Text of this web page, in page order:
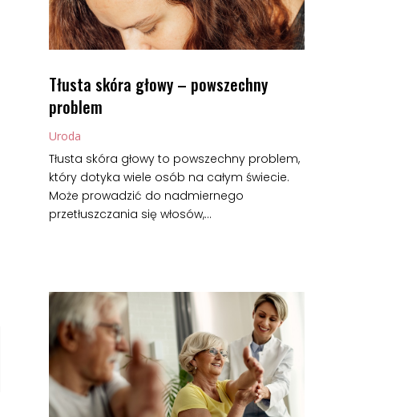
Tłusta skóra głowy – powszechny
problem
Uroda
Tłusta skóra głowy to powszechny problem,
który dotyka wiele osób na całym świecie.
Może prowadzić do nadmiernego
przetłuszczania się włosów,...